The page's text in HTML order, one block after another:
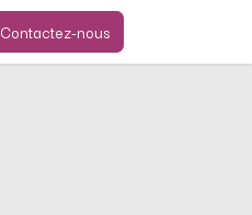
Contactez-nous